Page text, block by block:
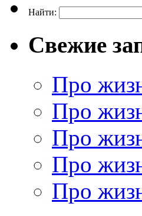
Найти:
Свежие
Про
Про
Про
Про
Про